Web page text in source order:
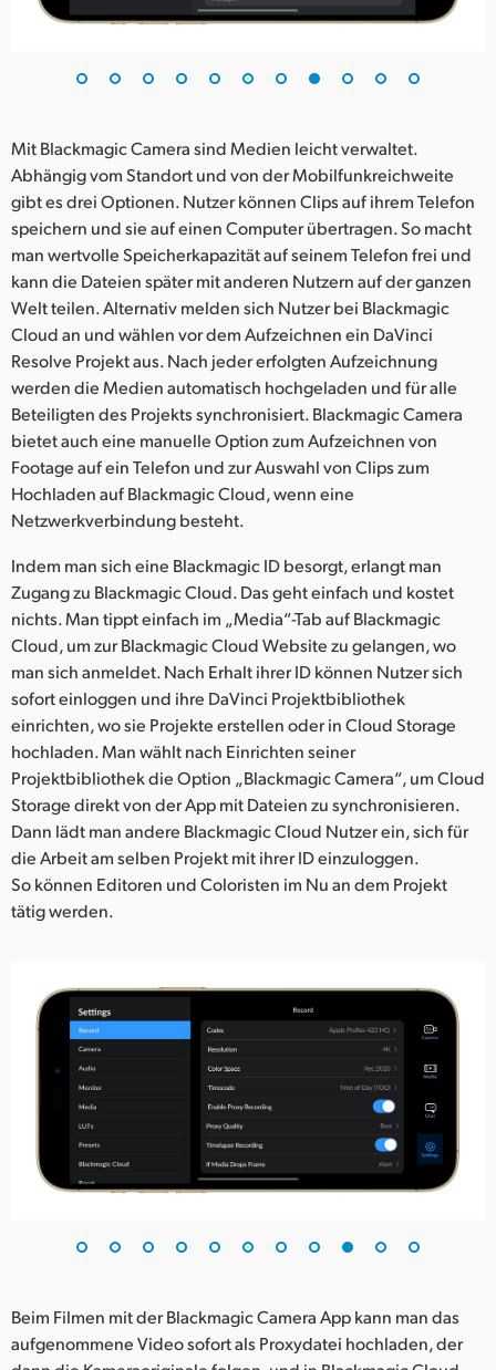
Mit Blackmagic Camera sind Medien leicht verwaltet.
Abhängig vom Standort und von der Mobilfunkreichweite
gibt es drei Optionen. Nutzer können Clips auf ihrem Telefon
speichern und sie auf einen Computer übertragen. So macht
man wertvolle Speicherkapazität auf seinem Telefon frei und
kann die Dateien später mit anderen Nutzern auf der ganzen
Welt teilen. Alternativ melden sich Nutzer bei Blackmagic
Cloud an und wählen vor dem Aufzeichnen ein DaVinci
Resolve Projekt aus. Nach jeder erfolgten Aufzeichnung
werden die Medien automatisch hochgeladen und für alle
Beteiligten des Projekts synchronisiert. Blackmagic Camera
bietet auch eine manuelle Option zum Aufzeichnen von
Footage auf ein Telefon und zur Auswahl von Clips zum
Hochladen auf Blackmagic Cloud, wenn eine
Netzwerkverbindung besteht.
Indem man sich eine Blackmagic ID besorgt, erlangt man
Zugang zu Blackmagic Cloud. Das geht einfach und kostet
nichts. Man tippt einfach im „Media“-Tab auf Blackmagic
Cloud, um zur Blackmagic Cloud Website zu gelangen, wo
man sich anmeldet. Nach Erhalt ihrer ID können Nutzer sich
sofort einloggen und ihre DaVinci Projektbibliothek
einrichten, wo sie Projekte erstellen oder in Cloud Storage
hochladen. Man wählt nach Einrichten seiner
Projektbibliothek die Option „Blackmagic Camera“, um Cloud
Storage direkt von der App mit Dateien zu synchronisieren.
Dann lädt man andere Blackmagic Cloud Nutzer ein, sich für
die Arbeit am selben Projekt mit ihrer ID einzuloggen.
So können Editoren und Coloristen im Nu an dem Projekt
tätig werden.
Beim Filmen mit der Blackmagic Camera App kann man das
aufgenommene Video sofort als Proxydatei hochladen, der